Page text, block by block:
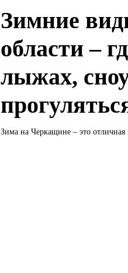
Зимние
области –
лыжах,
Зима на Черкащине – это отличная